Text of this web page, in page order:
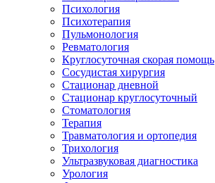
Психология
Психотерапия
Пульмонология
Ревматология
Круглосуточная скорая помощь
Сосудистая хирургия
Стационар дневной
Стационар круглосуточный
Стоматология
Терапия
Травматология и ортопедия
Трихология
Ультразвуковая диагностика
Урология